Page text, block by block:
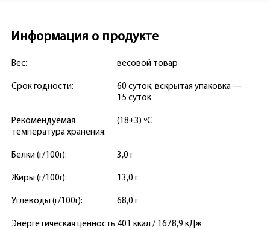
Информация о продукте
Вес: весовой товар
Срок годности:
60 суток; вскрытая упаковка —
15 суток
Рекомендуемая
температура хранения:
(18±3) ºС
Белки (г/100г): 3,0 г
Жиры (г/100г): 13,0 г
Углеводы (г/100г): 68,0 г
Энергетическая ценность 401 ккал / 1678,9 кДж